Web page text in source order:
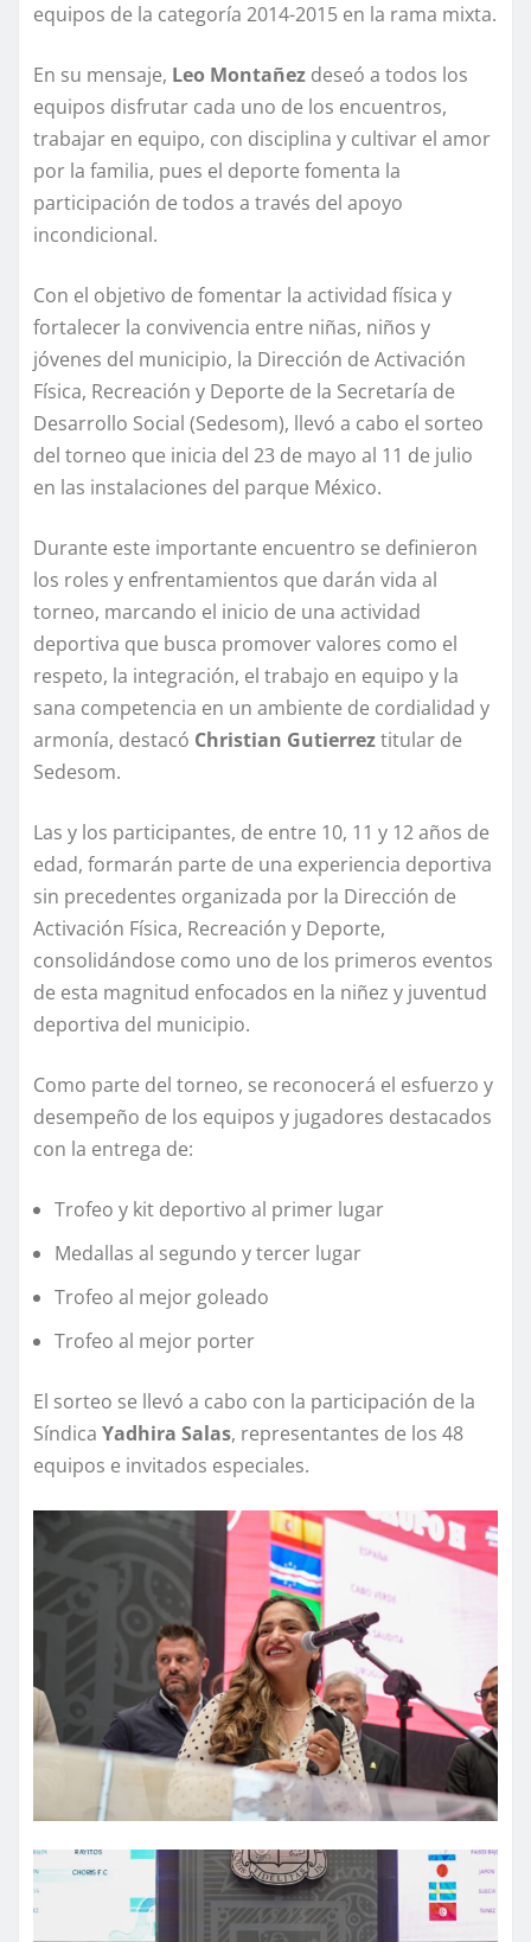
equipos de la categoría 2014-2015 en la rama mixta.
En su mensaje, Leo Montañez deseó a todos los
equipos disfrutar cada uno de los encuentros,
trabajar en equipo, con disciplina y cultivar el amor
por la familia, pues el deporte fomenta la
participación de todos a través del apoyo
incondicional.
Con el objetivo de fomentar la actividad física y
fortalecer la convivencia entre niñas, niños y
jóvenes del municipio, la Dirección de Activación
Física, Recreación y Deporte de la Secretaría de
Desarrollo Social (Sedesom), llevó a cabo el sorteo
del torneo que inicia del 23 de mayo al 11 de julio
en las instalaciones del parque México.
Durante este importante encuentro se definieron
los roles y enfrentamientos que darán vida al
torneo, marcando el inicio de una actividad
deportiva que busca promover valores como el
respeto, la integración, el trabajo en equipo y la
sana competencia en un ambiente de cordialidad y
armonía, destacó Christian Gutierreztitular de
Sedesom.
Las y los participantes, de entre 10, 11 y 12 años de
edad, formarán parte de una experiencia deportiva
sin precedentes organizada por la Dirección de
Activación Física, Recreación y Deporte,
consolidándose como uno de los primeros eventos
de esta magnitud enfocados en la niñez y juventud
deportiva del municipio.
Como parte del torneo, se reconocerá el esfuerzo y
desempeño de los equipos y jugadores destacados
con la entrega de:
Trofeo y kit deportivo al primer lugar
Medallas al segundo y tercer lugar
Trofeo al mejor goleado
Trofeo al mejor porter
El sorteo se llevó a cabo con la participación de la
Síndica Yadhira Salas, representantes de los 48
equipos e invitados especiales.